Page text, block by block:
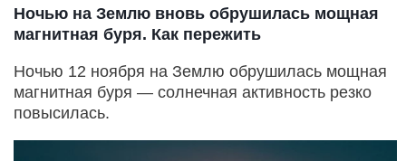
Ночью на Землю вновь обрушилась мощная
магнитная буря. Как пережить
Ночью 12 ноября на Землю обрушилась мощная
магнитная буря — солнечная активность резко
повысилась.